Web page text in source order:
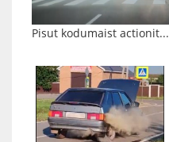
Pisut kodumaist actionit...